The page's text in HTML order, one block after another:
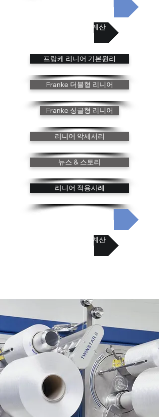
베어링 수명 계산
프랑케 리니어 기본원리
Franke 더블형 리니어
Franke 싱글형 리니어
리니어 악세서리
뉴스 & 스토리
리니어 적용사례
리니어 수명 계산